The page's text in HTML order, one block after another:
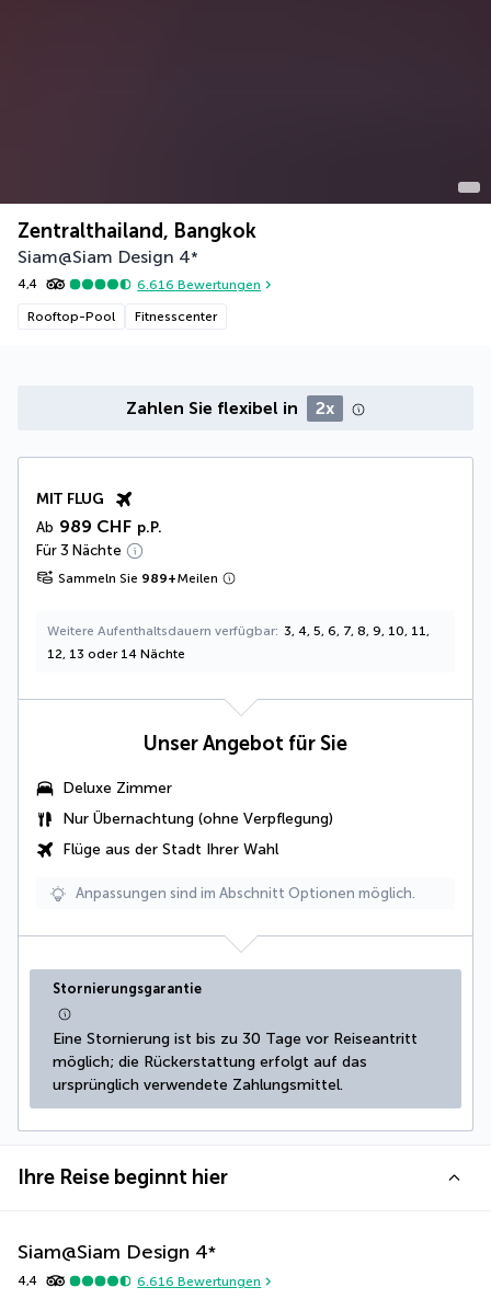
Zentralthailand, Bangkok
Siam@Siam Design 4*
4,4 6.616 Bewertungen
Rooftop-Pool Fitnesscenter
Zahlen Sie flexibel in 2x
MIT FLUG
Ab 989 CHF p.P.
Für 3 Nächte
Sammeln Sie 989+Meilen
Weitere Aufenthaltsdauern verfügbar 3, 4, 5, 6, 7, 8, 9, 10, 11,
12, 13 oder 14 Nächte
Unser Angebot für Sie
Deluxe Zimmer
Nur Übernachtung (ohne Verpflegung)
Flüge aus der Stadt Ihrer Wahl
Anpassungen sind im Abschnitt Optionen möglich.
Stornierungsgarantie
Eine Stornierung ist bis zu 30 Tage vor Reiseantritt
möglich; die Rückerstattung erfolgt auf das
ursprünglich verwendete Zahlungsmittel.
Ihre Reise beginnt hier
Siam@Siam Design 4*
4,4 6.616 Bewertungen